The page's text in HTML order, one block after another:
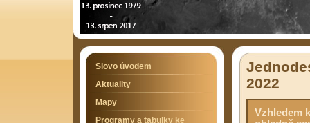
2022
Vzhledem
Slovo úvodem
Aktuality
Mapy
Programy a tabulky ke